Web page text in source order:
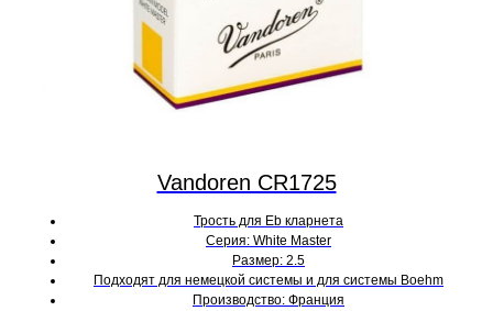
Vandoren CR1725
Трость для Eb кларнета
Серия: White Master
Размер: 2.5
Подходят для немецкой системы и для системы Boehm
Производство: Франция